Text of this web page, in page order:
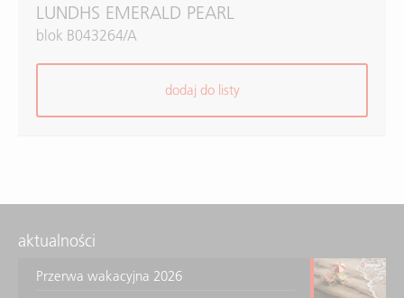
LUNDHS EMERALD PEARL
blok B043264/A
dodaj do listy
aktualności
Przerwa wakacyjna 2026